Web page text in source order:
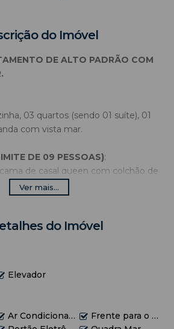
do Imóvel
DE ALTO PADRÃO COM
03 quartos (sendo 01 suíte), 01
com vista mar.
DE 09 PESSOAS):
de casal queen com colchão de
ar condicionado e ventilador
e ventilador de teto;
ar condicionado e ventilador
porte.
Ver mais...
do Imóvel
Elevador
Ar Condicionado
Frente para o Mar